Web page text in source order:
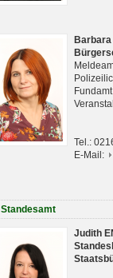
Tel.:
E-Mail:
Standesamt
Judith